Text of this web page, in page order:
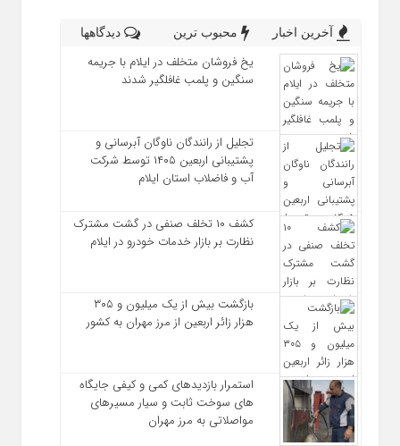
آخرین اخبار محبوب ترین دیدگاهها
یخ‌ فروشان متخلف در ایلام با جریمه
سنگین و پلمب غافلگیر شدند
تجلیل از رانندگان ناوگان آبرسانی و
پشتیبانی اربعین ۱۴۰۵ توسط شرکت
آب و فاضلاب استان ایلام
کشف ۱۰ تخلف صنفی در گشت مشترک
نظارت بر بازار خدمات خودرو در ایلام
بازگشت بیش از یک میلیون و ۳۰۵
هزار زائر اربعین از مرز مهران به کشور
استمرار بازدیدهای کمی و کیفی جایگاه‌
های سوخت ثابت و سیار مسیرهای
مواصلاتی به مرز مهران